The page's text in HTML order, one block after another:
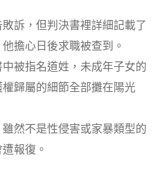
訴，但判決書裡詳細記載了
擔心日後求職被查到。
被指名道姓，未成年子女的
歸屬的細節全部攤在陽光
然不是性侵害或家暴類型的
報復。